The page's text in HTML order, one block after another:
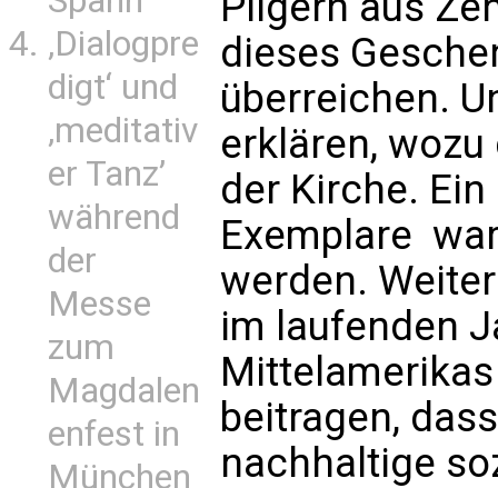
‚Dialogpre
digt‘ und
‚meditativ
er Tanz’
während
der
Messe
zum
Magdalen
enfest in
München
dieses
überreichen.
erklären, wozu
der Kirche. Ein
Exemplare 
werden.
im laufenden
beitragen,
nachhaltige